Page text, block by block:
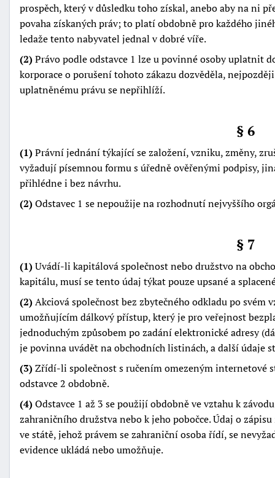
prospěch, který v důsledku toho získal, anebo aby na ni
povaha získaných práv; to platí obdobně pro každého
ledaže tento nabyvatel jednal v dobré víře.
(2)Právo podle odstavce 1 lze u povinné osoby uplatnit
korporace o porušení tohoto zákazu dozvěděla,
uplatněnému právu se nepřihlíží.
§ 6
(1)Právní jednání týkající se založení, vzniku, změny,
vyžadují písemnou formu s úředně ověřenými podpisy,
přihlédne i bez návrhu.
(2)Odstavec 1 se nepoužije na rozhodnutí nejvyššího
§ 7
(1)Uvádí-li kapitálová společnost nebo družstvo na
kapitálu, musí se tento údaj týkat pouze upsané a
(2)Akciová společnost bez zbytečného odkladu po svém
umožňujícím dálkový přístup, který je pro veřejnost
jednoduchým způsobem po zadání elektronické adresy
je povinna uvádět na obchodních listinách, a další údaje
(3)Zřídí-li společnost s ručením omezeným internetové
odstavce 2 obdobně.
(4)Odstavce 1 až 3 se použijí obdobně ve vztahu k
zahraničního družstva nebo k jeho pobočce. Údaj o
ve státě, jehož právem se zahraniční osoba řídí, se
evidence ukládá nebo umožňuje.